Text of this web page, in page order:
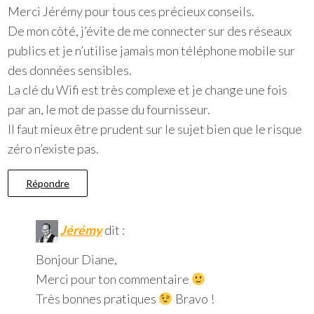
Merci Jérémy pour tous ces précieux conseils.
De mon côté, j’évite de me connecter sur des réseaux
publics et je n’utilise jamais mon téléphone mobile sur
des données sensibles.
La clé du Wifi est très complexe et je change une fois
par an, le mot de passe du fournisseur.
Il faut mieux être prudent sur le sujet bien que le risque
zéro n’existe pas.
Répondre
Jérémydit :
Bonjour Diane,
Merci pour ton commentaire
Très bonnes pratiques
Bravo !